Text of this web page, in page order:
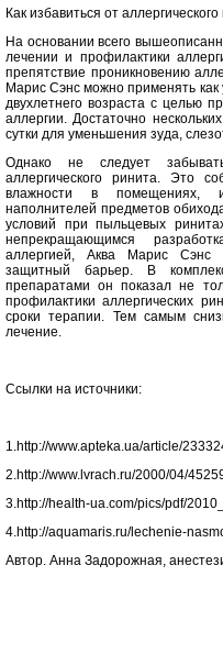
Как избавиться от
На основании всего
лечении и профилактики
препятствие проникновению
Марис Сэнс можно применять
двухлетнего возраста с целью
аллергии. Достаточно
сутки для уменьшения зуда,
Однако не следует
аллергического ринита. Это
влажности в помещениях,
наполнителей предметов
условий при пыльцевых
непрекращающимся
аллергией, Аква Марис Сэнс
защитный барьер. В
препаратами он показал не
профилактики аллергических
сроки терапии. Тем самым
лечение.
Ссылки на источники:
1.http://www.apteka.ua/article/
2.http://www.lvrach.ru/2000/04/
3.http://health-ua.com/pics/pdf/
4.http://aquamaris.ru/lechenie-
Автор. Анна Задорожная,